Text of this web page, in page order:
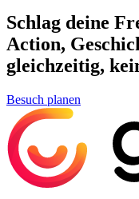
Schlag deine
Action,
gleichzeitig,
Besuch planen